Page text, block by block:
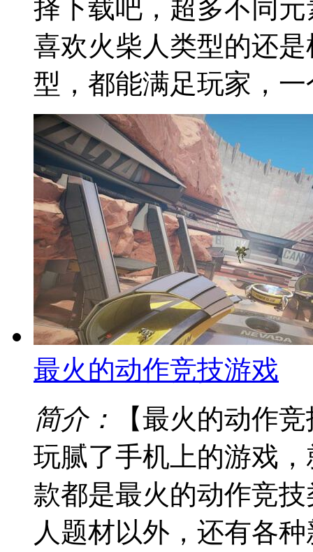
动作 冒险生存 末日生存
纯单机不联网动作手游
简介：【纯单机不联
你在找不需要联机的
择下载吧，超多不同
喜欢火柴人类型的还
型，都能满足玩家，